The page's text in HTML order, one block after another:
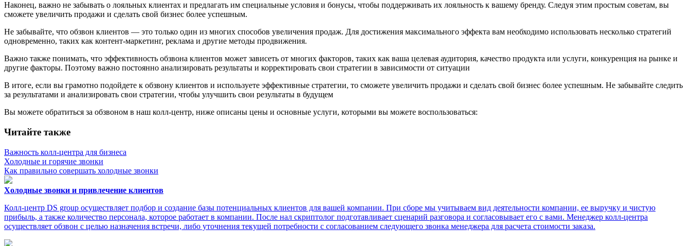
Наконец, важно не забывать о лояльных клиентах и предлагать им специальные условия и бонусы, чтобы поддерживать их лояльность к вашему бренду. Следуя этим простым советам, вы
сможете увеличить продажи и сделать свой бизнес более успешным.
Не забывайте, что обзвон клиентов — это только один из многих способов увеличения продаж. Для достижения максимального эффекта вам необходимо использовать несколько стратегий
одновременно, таких как контент-маркетинг, реклама и другие методы продвижения.
Важно также понимать, что эффективность обзвона клиентов может зависеть от многих факторов, таких как ваша целевая аудитория, качество продукта или услуги, конкуренция на рынке и
другие факторы. Поэтому важно постоянно анализировать результаты и корректировать свои стратегии в зависимости от ситуации
В итоге, если вы грамотно подойдете к обзвону клиентов и используете эффективные стратегии, то сможете увеличить продажи и сделать свой бизнес более успешным. Не забывайте следить
за результатами и анализировать свои стратегии, чтобы улучшить свои результаты в будущем
Вы можете обратиться за обзвоном в наш колл-центр, ниже описаны цены и основные услуги, которыми вы можете воспользоваться:
Читайте также
Важность колл‑центра для бизнеса
Холодные и горячие звонки
Как правильно совершать холодные звонки
Холодные звонки и привлечение клиентов
Колл-центр DS group осуществляет подбор и создание базы потенциальных клиентов для вашей компании. При сборе мы учитываем вид деятельности компании, ее выручку и чистую
прибыль, а также количество персонала, которое работает в компании. После нал скриптолог подготавливает сценарий разговора и согласовывает его с вами. Менеджер колл-центра
осуществляет обзвон с целью назначения встречи, либо уточнения текущей потребности с согласованием следующего звонка менеджера для расчета стоимости заказа.